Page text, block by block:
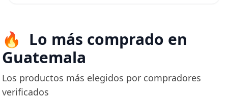
Lo más comprado en
Guatemala
Los productos más elegidos por compradores
verificados